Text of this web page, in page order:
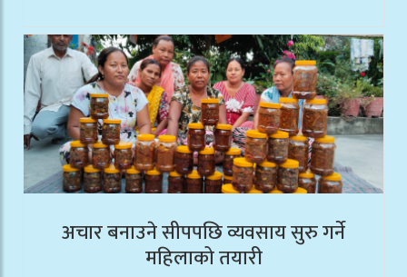
अचार बनाउने सीपपछि व्यवसाय सुरु गर्ने
महिलाको तयारी